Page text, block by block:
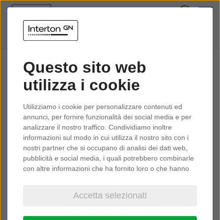
Questo sito web
utilizza i cookie
Utilizziamo i cookie per personalizzare contenuti ed
annunci, per fornire funzionalità dei social media e per
analizzare il nostro traffico. Condividiamo inoltre
informazioni sul modo in cui utilizza il nostro sito con i
nostri partner che si occupano di analisi dei dati web,
pubblicità e social media, i quali potrebbero combinarle
con altre informazioni che ha fornito loro o che hanno
In ottemperanza alle Nuove Linee Guida della pubblicità
Accetta selezionati
Informativa sulla
privacy
1. Introduzione
GN rispetta la privacy dell'utente e si impegna a proteggere
i suoi dati personali. La presente informativa sulla privacy
in cui acquista i nostri prodotti o servizi, utilizza il nostro